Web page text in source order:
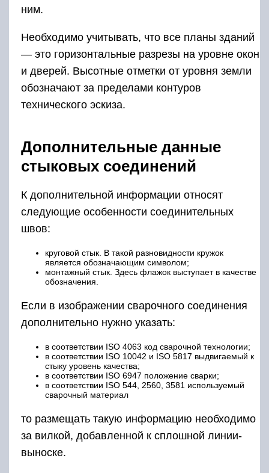
ним.
Необходимо учитывать, что все планы зданий
— это горизонтальные разрезы на уровне окон
и дверей. Высотные отметки от уровня земли
обозначают за пределами контуров
технического эскиза.
Дополнительные данные
стыковых соединений
К дополнительной информации относят
следующие особенности соединительных
швов:
круговой стык. В такой разновидности кружок
является обозначающим символом;
монтажный стык. Здесь флажок выступает в качестве
обозначения.
Если в изображении сварочного соединения
дополнительно нужно указать:
в соответствии ISO 4063 код сварочной технологии;
в соответствии ISO 10042 и ISO 5817 выдвигаемый к
стыку уровень качества;
в соответствии ISO 6947 положение сварки;
в соответствии ISO 544, 2560, 3581 используемый
сварочный материал
то размещать такую информацию необходимо
за вилкой, добавленной к сплошной линии-
выноске.